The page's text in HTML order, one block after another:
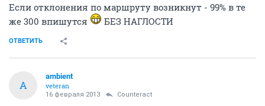
Если отклонения по маршруту возникнут - 99% в те
же 300 впишутся
БЕЗ НАГЛОСТИ
ОТВЕТИТЬ
А
аmbient
veteran
16 февраля 2013 Counteract